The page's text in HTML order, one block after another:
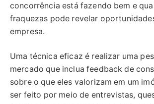
concorrência está fazendo bem e
fraquezas pode revelar
empresa.
Uma técnica eficaz é realizar uma
mercado que inclua feedback de
sobre o que eles valorizam em um
ser feito por meio de entrevistas,